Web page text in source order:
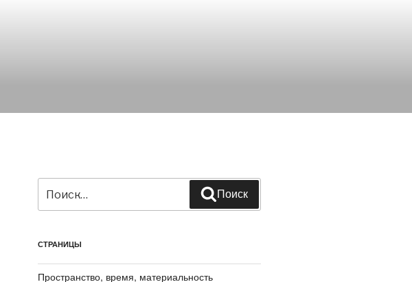
Поиск
СТРАНИЦЫ
Пространство, время, материальность